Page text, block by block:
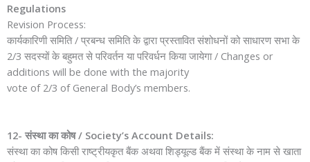
Regulations
Revision Process:
कार्यकारिणी समिति / प्रबन्ध समिति के द्वारा प्रस्तावित संशोधनों को साधारण सभा के
2/3 सदस्यों के बहुमत से परिवर्तन या परिवर्धन किया जायेगा / Changes or
additions will be done with the majority
vote of 2/3 of General Body’s members.
12- संस्था का कोष / Society’s Account Details:
संस्था का कोष किसी राष्ट्रीयकृत बैंक अथवा शिड्यूल्ड बैंक में संस्था के नाम से खाता